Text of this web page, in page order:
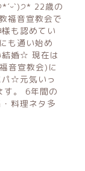
22歳の
福音宣教会で
も認めてい
も通い始め
結婚☆ 現在は
音宣教会)に
パ☆元気いっ
す。 6年間の
料理ネタ多